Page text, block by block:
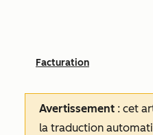
Facturation
Avertissement : cet
la traduction